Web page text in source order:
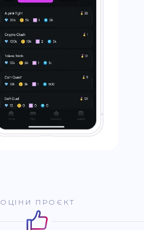
ОЦІНИ ПРОЄКТ